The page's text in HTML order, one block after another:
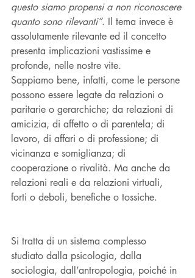
questo siamo propensi a non riconoscere
quanto sono rilevanti”. Il tema invece è
assolutamente rilevante ed il concetto
presenta implicazioni vastissime e
profonde, nelle nostre vite.
Sappiamo bene, infatti, come le persone
possono essere legate da relazioni o
paritarie o gerarchiche; da relazioni di
amicizia, di affetto o di parentela; di
lavoro, di affari o di professione; di
vicinanza e somiglianza; di
cooperazione o rivalità. Ma anche da
relazioni reali e da relazioni virtuali,
forti o deboli, benefiche o tossiche.
Si tratta di un sistema complesso
studiato dalla psicologia, dalla
sociologia, dall’antropologia, poiché in